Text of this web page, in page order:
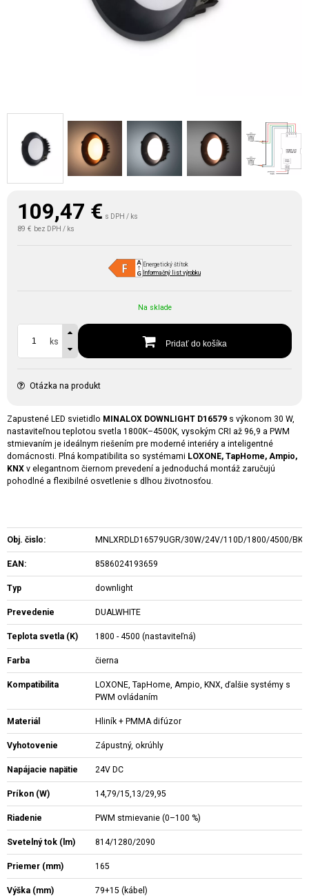
109,47 € s DPH / ks
89 € bez DPH / ks
Energetický štítok
Informačný list výrobku
Na sklade
ks Pridať do košíka
Otázka na produkt
Zapustené LED svietidlo MINALOX DOWNLIGHT D16579 s výkonom 30 W,
nastaviteľnou teplotou svetla 1800K–4500K, vysokým CRI až 96,9 a PWM
stmievaním je ideálnym riešením pre moderné interiéry a inteligentné
domácnosti. Plná kompatibilita so systémami LOXONE, TapHome, Ampio,
KNX v elegantnom čiernom prevedení a jednoduchá montáž zaručujú
pohodlné a flexibilné osvetlenie s dlhou životnosťou.
Obj. čislo: MNLXRDLD16579UGR/30W/24V/110D/1800/4500/BK
EAN: 8586024193659
Typ downlight
Prevedenie DUALWHITE
Teplota svetla (K) 1800 - 4500 (nastaviteľná)
Farba čierna
Kompatibilita
LOXONE, TapHome, Ampio, KNX, ďalšie systémy s
PWM ovládaním
Materiál Hliník + PMMA difúzor
Vyhotovenie Zápustný, okrúhly
Napájacie napätie 24V DC
Príkon (W) 14,79/15,13/29,95
Riadenie PWM stmievanie (0–100 %)
Svetelný tok (lm) 814/1280/2090
Priemer (mm) 165
Výška (mm) 79+15 (kábel)